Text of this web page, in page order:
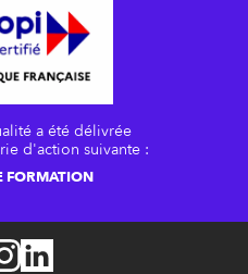
a été délivrée
d'action suivante :
FORMATION